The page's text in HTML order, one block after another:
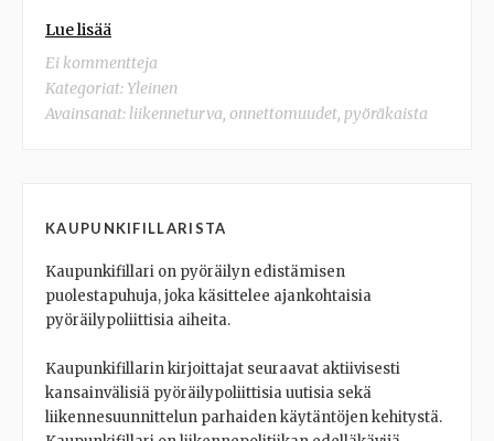
Lue lisää
Ei kommentteja
Kategoriat: Yleinen
Avainsanat: liikenneturva, onnettomuudet, pyöräkaista
KAUPUNKIFILLARISTA
Kaupunkifillari on pyöräilyn edistämisen
puolestapuhuja, joka käsittelee ajankohtaisia
pyöräilypoliittisia aiheita.
Kaupunkifillarin kirjoittajat seuraavat aktiivisesti
kansainvälisiä pyöräilypoliittisia uutisia sekä
liikennesuunnittelun parhaiden käytäntöjen kehitystä.